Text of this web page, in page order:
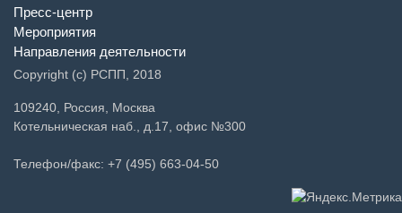
Отчеты
Пресс-центр
Мероприятия
Направления деятельности
109240, Россия, Москва